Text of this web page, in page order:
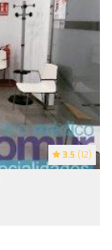
3.5 (12)